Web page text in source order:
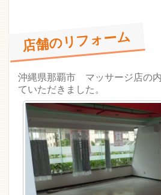
店舗のリフォーム
沖縄県那覇市 マッサージ店の
ていただきました。